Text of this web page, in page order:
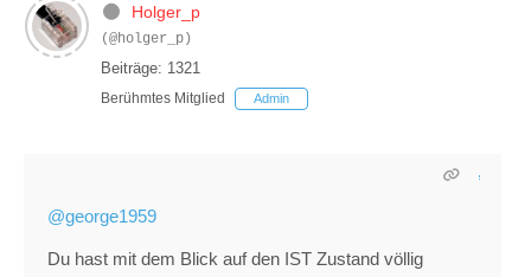
Holger_p
(@holger_p)
Beiträge: 1321
Berühmtes Mitglied Admin
@george1959
Du hast mit dem Blick auf den IST Zustand völlig